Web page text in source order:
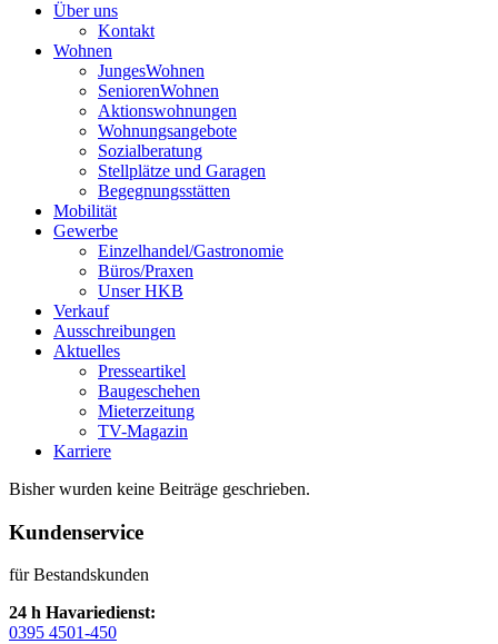
Über uns
Kontakt
Wohnen
JungesWohnen
SeniorenWohnen
Aktionswohnungen
Wohnungsangebote
Sozialberatung
Stellplätze und Garagen
Begegnungsstätten
Mobilität
Gewerbe
Einzelhandel/Gastronomie
Büros/Praxen
Unser HKB
Verkauf
Ausschreibungen
Aktuelles
Presseartikel
Baugeschehen
Mieterzeitung
TV-Magazin
Karriere
Bisher wurden keine Beiträge geschrieben.
Kundenservice
für Bestandskunden
24 h Havariedienst:
0395 4501-450